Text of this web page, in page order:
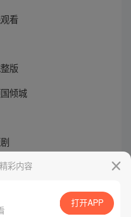
看
版
倾城
彩内容
打开APP